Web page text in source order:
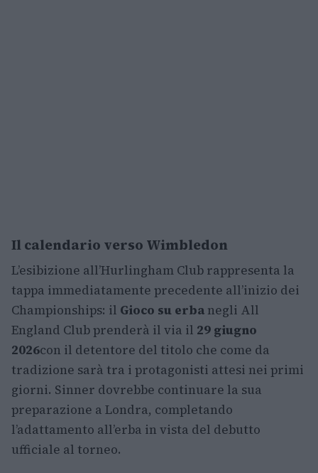
Il calendario verso Wimbledon
L’esibizione all’Hurlingham Club rappresenta la
tappa immediatamente precedente all’inizio dei
Championships: il Gioco su erba negli All
England Club prenderà il via il 29 giugno
2026con il detentore del titolo che come da
tradizione sarà tra i protagonisti attesi nei primi
giorni. Sinner dovrebbe continuare la sua
preparazione a Londra, completando
l’adattamento all’erba in vista del debutto
ufficiale al torneo.